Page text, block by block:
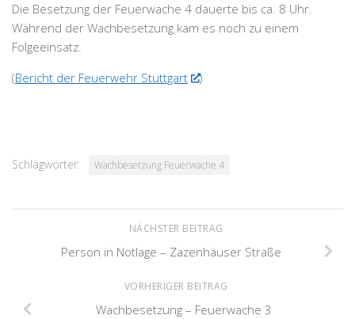
Die Besetzung der Feuerwache 4 dauerte bis ca. 8 Uhr.
Während der Wachbesetzung kam es noch zu einem
Folgeeinsatz.
(Bericht der Feuerwehr Stuttgart )
Schlagwörter: Wachbesetzung Feuerwache 4
NÄCHSTER BEITRAG
Person in Notlage – Zazenhäuser Straße
VORHERIGER BEITRAG
Wachbesetzung – Feuerwache 3